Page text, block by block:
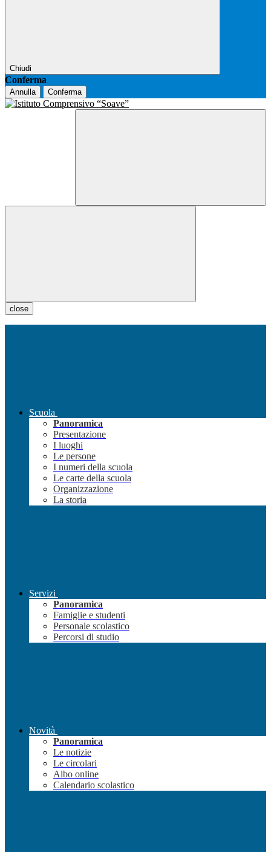
Chiudi
Conferma
Annulla Conferma
close
Scuola
Panoramica
Presentazione
I luoghi
Le persone
I numeri della scuola
Le carte della scuola
Organizzazione
La storia
Servizi
Panoramica
Famiglie e studenti
Personale scolastico
Percorsi di studio
Novità
Panoramica
Le notizie
Le circolari
Albo online
Calendario scolastico